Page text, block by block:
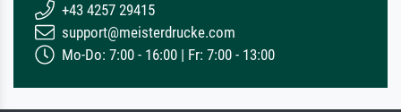
+43 4257 29415
support@meisterdrucke.com
Mo-Do: 7:00 - 16:00 | Fr: 7:00 - 13:00